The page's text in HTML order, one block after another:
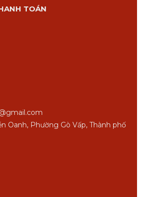
Oanh, Phường Gò Vấp, Thành phố
TOÁN